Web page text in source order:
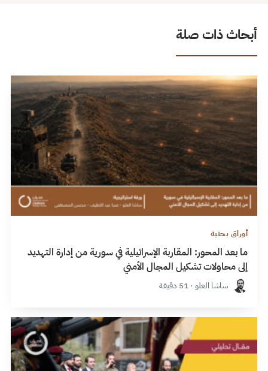
أبحاث ذات صلة
أوراق بحثية
ما بعد المحور: المقاربة الإسرائيلية في سورية من إدارة التهديد
إلى محاولات تشكيل المجال الأمني
ساشا العلو · 51 دقيقة